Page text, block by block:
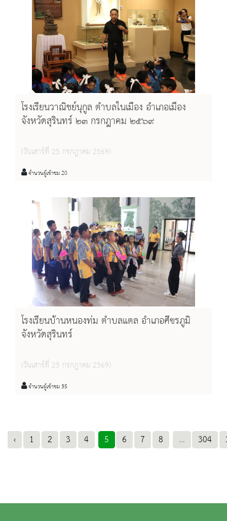
โรงเรียนวาณิชย์นุกูล ตำบลในเมือง อำเภอเมือง
จังหวัดสุรินทร์ ๒๓ กรกฎาคม ๒๕๖๙
(วันเสาร์ที่ 25 กรกฎาคม 2569)
จำนวนผู้เข้าชม 20
โรงเรียนบ้านหนองท่ม ตำบลแตล อำเภอศีขรภูมิ
จังหวัดสุรินทร์
(วันเสาร์ที่ 25 กรกฎาคม 2569)
จำนวนผู้เข้าชม 35
‹ 1 2 3 4 5 6 7 8 ... 304